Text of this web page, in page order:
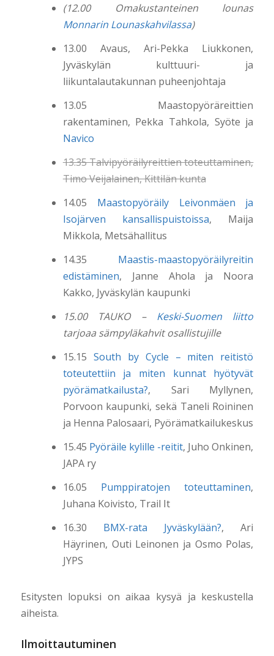
(12.00 Omakustanteinen lounas
Monnarin Lounaskahvilassa)
13.00 Avaus, Ari-Pekka Liukkonen,
Jyväskylän kulttuuri- ja
liikuntalautakunnan puheenjohtaja
13.05 Maastopyöräreittien
rakentaminen, Pekka Tahkola, Syöte ja
Navico
13.35 Talvipyöräilyreittien toteuttaminen,
Timo Veijalainen, Kittilän kunta
14.05 Maastopyöräily Leivonmäen ja
Isojärven kansallispuistoissa, Maija
Mikkola, Metsähallitus
14.35 Maastis-maastopyöräilyreitin
edistäminen, Janne Ahola ja Noora
Kakko, Jyväskylän kaupunki
15.00 TAUKO – Keski-Suomen liitto
tarjoaa sämpyläkahvit osallistujille
15.15 South by Cycle – miten reitistö
toteutettiin ja miten kunnat hyötyvät
pyörämatkailusta?, Sari Myllynen,
Porvoon kaupunki, sekä Taneli Roininen
ja Henna Palosaari, Pyörämatkailukeskus
15.45 Pyöräile kylille -reitit, Juho Onkinen,
JAPA ry
16.05 Pumppiratojen toteuttaminen,
Juhana Koivisto, Trail It
16.30 BMX-rata Jyväskylään?, Ari
Häyrinen, Outi Leinonen ja Osmo Polas,
JYPS
Esitysten lopuksi on aikaa kysyä ja keskustella
aiheista.
Ilmoittautuminen